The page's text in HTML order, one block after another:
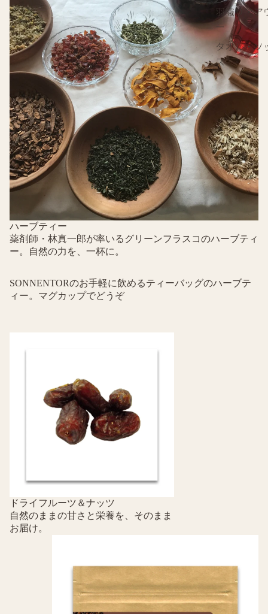
羽織り・ア
ー
タオル・ソ
ス
ハーブティー
薬剤師・林真一郎が率いるグリーンフラスコのハーブティ
ー。
自然の力を、一杯に。
SONNENTORのお手軽に飲めるティーバッグのハーブテ
ィー。マグカップでどうぞ
ドライフルーツ＆ナッツ
自然のままの甘さと栄養を、そのまま
お届け。